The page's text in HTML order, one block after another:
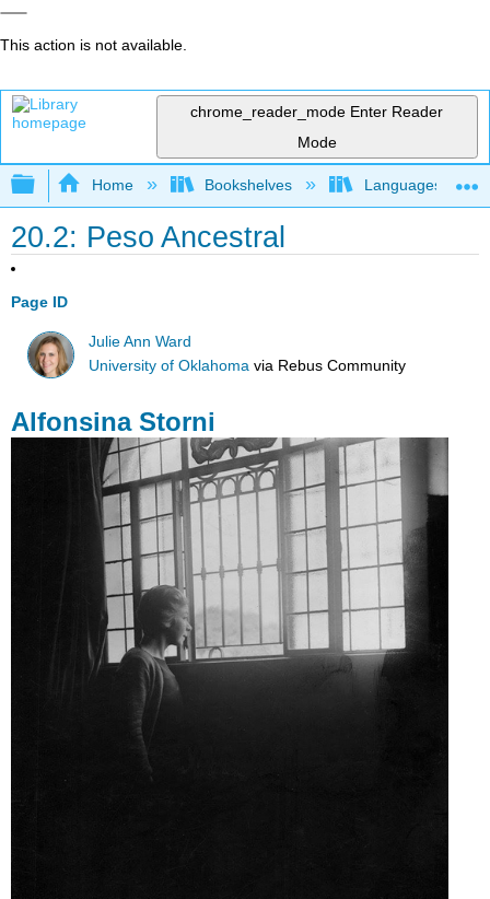
This action is not available.
chrome_reader_mode Enter Reader
Mode
Expand/collapse global hierarchy
Home Bookshelves Languages
20.2: Peso Ancestral
Page ID
Julie Ann Ward
University of Oklahoma via Rebus Community
Alfonsina Storni